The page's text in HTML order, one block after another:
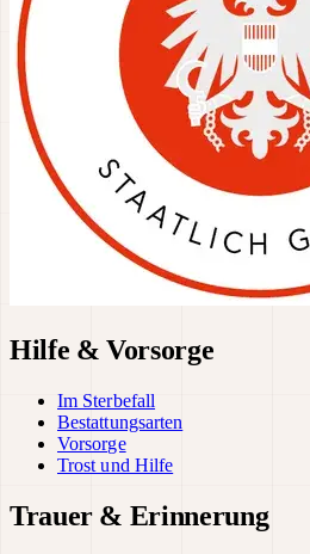
Hilfe & Vorsorge
Im Sterbefall
Bestattungsarten
Vorsorge
Trost und Hilfe
Trauer & Erinnerung